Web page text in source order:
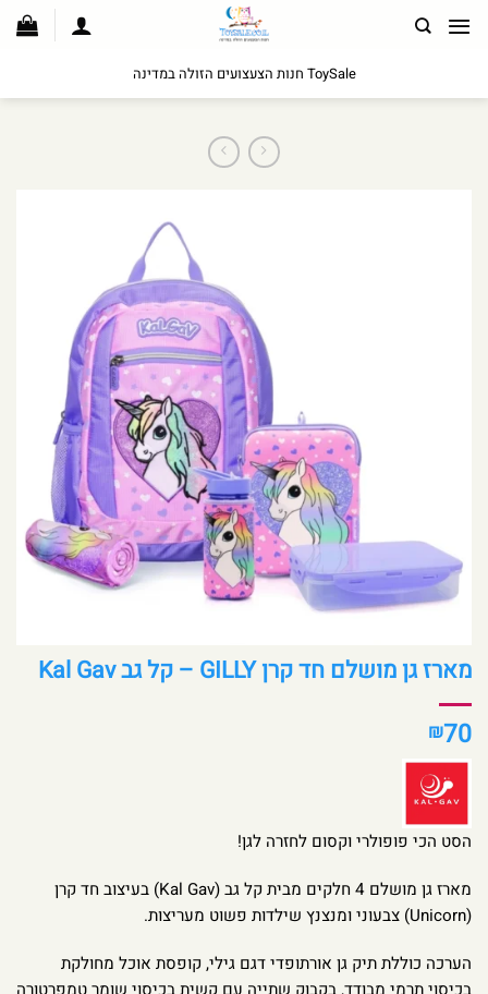
לתוכן
ToySale חנות הצעצועים הזולה במדינה
מארז גן מושלם חד קרן GILLY – קל גב Kal Gav
₪70
הסט הכי פופולרי וקסום לחזרה לגן!
מארז גן מושלם 4 חלקים מבית קל גב (Kal Gav) בעיצוב חד קרן
(Unicorn) צבעוני ומנצנץ שילדות פשוט מעריצות.
הערכה כוללת תיק גן אורתופדי דגם גילי, קופסת אוכל מחולקת